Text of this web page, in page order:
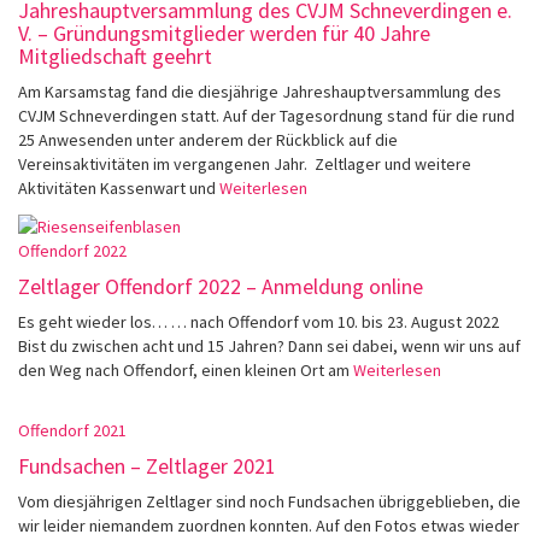
Jahreshauptversammlung des CVJM Schneverdingen e.
V. – Gründungsmitglieder werden für 40 Jahre
Mitgliedschaft geehrt
Am Karsamstag fand die diesjährige Jahreshauptversammlung des
CVJM Schneverdingen statt. Auf der Tagesordnung stand für die rund
25 Anwesenden unter anderem der Rückblick auf die
Vereinsaktivitäten im vergangenen Jahr. Zeltlager und weitere
Aktivitäten Kassenwart und Weiterlesen
Offendorf 2022
Zeltlager Offendorf 2022 – Anmeldung online
Es geht wieder los… … nach Offendorf vom 10. bis 23. August 2022
Bist du zwischen acht und 15 Jahren? Dann sei dabei, wenn wir uns auf
den Weg nach Offendorf, einen kleinen Ort am Weiterlesen
Offendorf 2021
Fundsachen – Zeltlager 2021
Vom diesjährigen Zeltlager sind noch Fundsachen übriggeblieben, die
wir leider niemandem zuordnen konnten. Auf den Fotos etwas wieder